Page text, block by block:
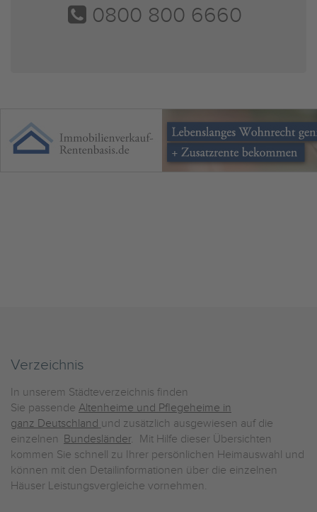
0800 800 6660
Verzeichnis
In unserem Städteverzeichnis finden
Sie passende Altenheime und Pflegeheime in
ganz Deutschland und zusätzlich ausgewiesen auf die
einzelnen Bundesländer. Mit Hilfe dieser Übersichten
kommen Sie schnell zu Ihrer persönlichen Heimauswahl und
können mit den Detailinformationen über die einzelnen
Häuser Leistungsvergleiche vornehmen.